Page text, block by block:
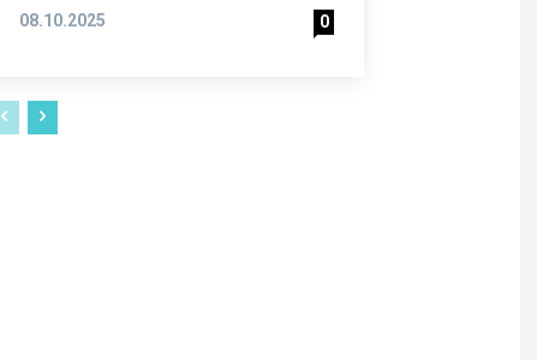
08.10.2025 0